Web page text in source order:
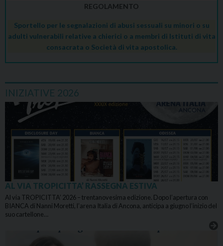
REGOLAMENTO
Sportello per le segnalazioni di abusi sessuali su minori o su
adulti vulnerabili relative a chierici o a membri di Istituti di vita
consacrata o Società di vita apostolica.
INIZIATIVE 2026
AL VIA TROPICITTA’ RASSEGNA ESTIVA
Al via TROPICITTA’ 2026 – trentanovesima edizione. Dopo l’apertura con
BIANCA di Nanni Moretti, l’arena Italia di Ancona, anticipa a giugno l’inizio del
suo cartellone…